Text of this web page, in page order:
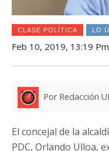
CLASE POLÍTICA LO
Feb 10, 2019, 13:19 Pm
Por Redacción
El concejal de la
PDC, Orlando Ulloa,